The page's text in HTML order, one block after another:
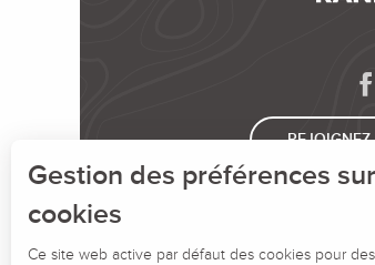
Gestion des préférences
cookies
Ce site web active par défaut des cookies pour